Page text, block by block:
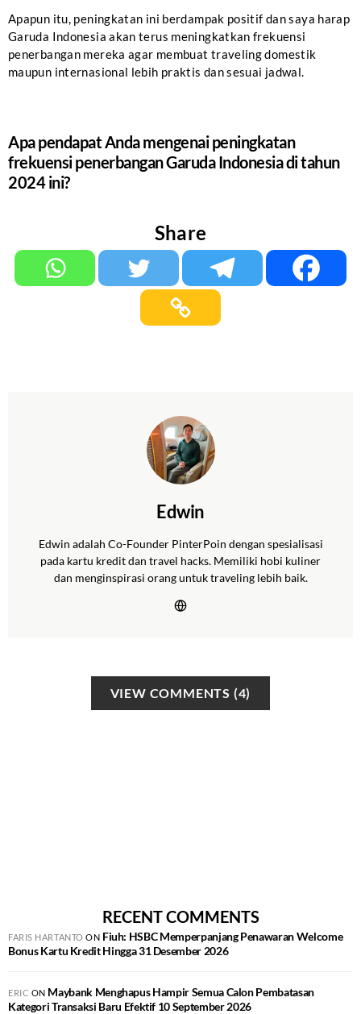
Apapun itu, peningkatan ini berdampak positif dan saya harap
Garuda Indonesia akan terus meningkatkan frekuensi
penerbangan mereka agar membuat traveling domestik
maupun internasional lebih praktis dan sesuai jadwal.
Apa pendapat Anda mengenai peningkatan
frekuensi penerbangan Garuda Indonesia di tahun
2024 ini?
Share
Edwin
Edwin adalah Co-Founder PinterPoin dengan spesialisasi
pada kartu kredit dan travel hacks. Memiliki hobi kuliner
dan menginspirasi orang untuk traveling lebih baik.
VIEW COMMENTS (4)
RECENT COMMENTS
FARIS HARTANTO ON Fiuh: HSBC Memperpanjang Penawaran Welcome
Bonus Kartu Kredit Hingga 31 Desember 2026
ERIC ON Maybank Menghapus Hampir Semua Calon Pembatasan
Kategori Transaksi Baru Efektif 10 September 2026